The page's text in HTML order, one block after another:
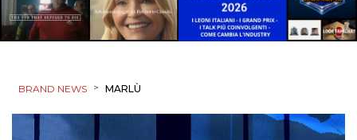
RICERCHE
BRAND NEWS > MARLÙ